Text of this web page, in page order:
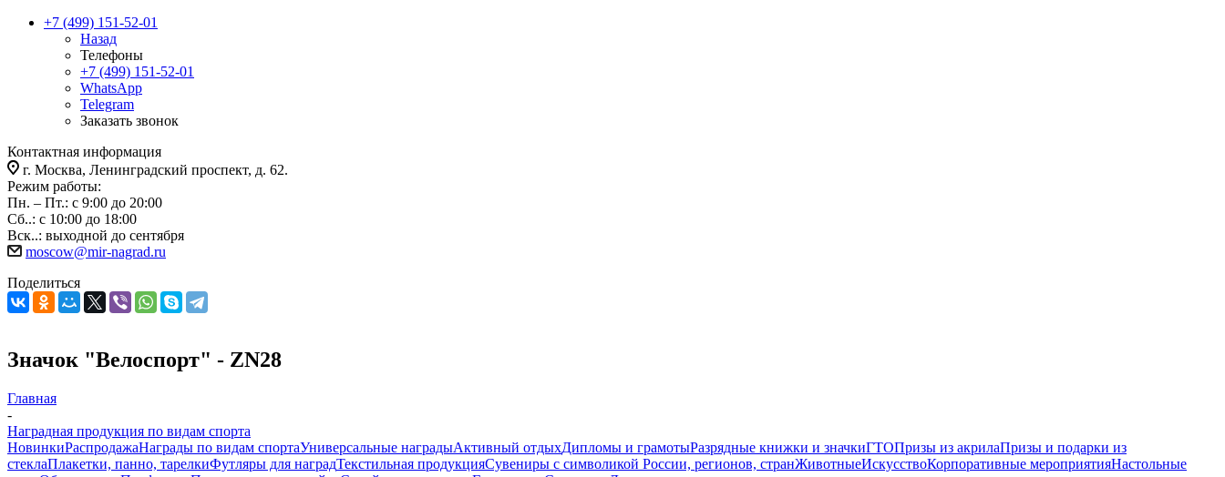
+7 (499) 151-52-01
Назад
Телефоны
+7 (499) 151-52-01
WhatsApp
Telegram
Заказать звонок
Контактная информация
г. Москва, Ленинградский проспект, д. 62.
Режим работы:
Пн. – Пт.: с 9:00 до 20:00
Сб..: с 10:00 до 18:00
Вск..: выходной до сентября
moscow@mir-nagrad.ru
Поделиться
Значок "Велоспорт" - ZN28
Главная
-
Наградная продукция по видам спорта
НовинкиРаспродажаНаграды по видам спортаУниверсальные наградыАктивный отдыхДипломы и грамотыРазрядные книжки и значкиГТОПризы из акрилаПризы и подарки из
стеклаПлакетки, панно, тарелкиФутляры для наградТекстильная продукцияСувениры с символикой России, регионов, странЖивотныеИскусствоКорпоративные мероприятияНастольные